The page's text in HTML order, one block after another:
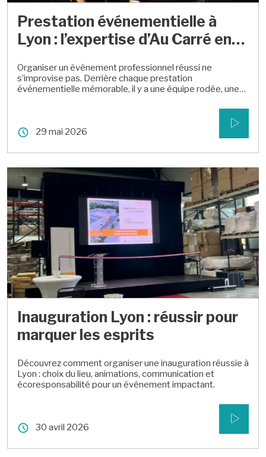
Prestation événementielle à
Lyon : l’expertise d’Au Carré en
Organiser un événement professionnel réussi ne
s’improvise pas. Derrière chaque prestation
événementielle mémorable, il y a une équipe rodée, une
Carré accompagne entreprises et organisations dans la
conception d’événements sur-mesure, de la première
idée jusqu’au dernier applaudissement. Séminaires,
[…]
29 mai 2026
Inauguration Lyon : réussir pour
marquer les esprits
Découvrez comment organiser une inauguration réussie à
Lyon : choix du lieu, animations, communication et
écoresponsabilité pour un événement impactant.
30 avril 2026